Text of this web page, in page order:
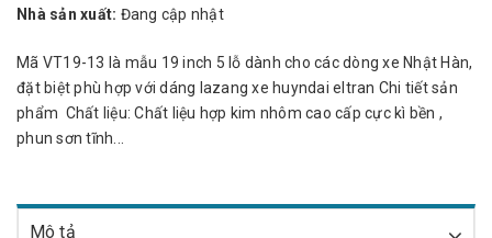
Nhà sản xuất: Đang cập nhật
Mã VT19-13 là mẫu 19 inch 5 lỗ dành cho các dòng xe Nhật Hàn,
đặt biệt phù hợp với dáng lazang xe huyndai eltran Chi tiết sản
phẩm Chất liệu: Chất liệu hợp kim nhôm cao cấp cực kì bền ,
phun sơn tĩnh...
Mô tả